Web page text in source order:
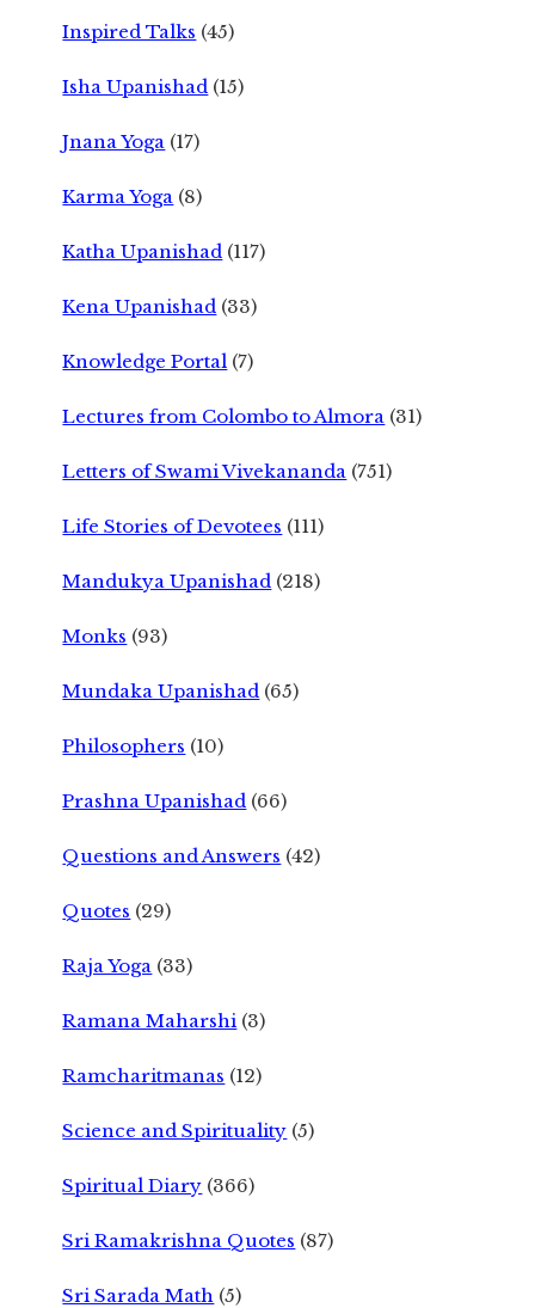
Inspired Talks (45)
Isha Upanishad (15)
Jnana Yoga (17)
Karma Yoga (8)
Katha Upanishad (117)
Kena Upanishad (33)
Knowledge Portal (7)
Lectures from Colombo to Almora (31)
Letters of Swami Vivekananda (751)
Life Stories of Devotees (111)
Mandukya Upanishad (218)
Monks (93)
Mundaka Upanishad (65)
Philosophers (10)
Prashna Upanishad (66)
Questions and Answers (42)
Quotes (29)
Raja Yoga (33)
Ramana Maharshi (3)
Ramcharitmanas (12)
Science and Spirituality (5)
Spiritual Diary (366)
Sri Ramakrishna Quotes (87)
Sri Sarada Math (5)